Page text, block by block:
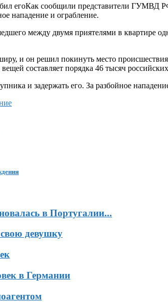
Как сообщили представители ГУМВД
нападение и ограбление.
между двумя приятелями в квартире
и он решил покинуть место
составляет порядка 46 тысяч
и задержать его. За разбойное
в Португалии...
девушку
в Германии